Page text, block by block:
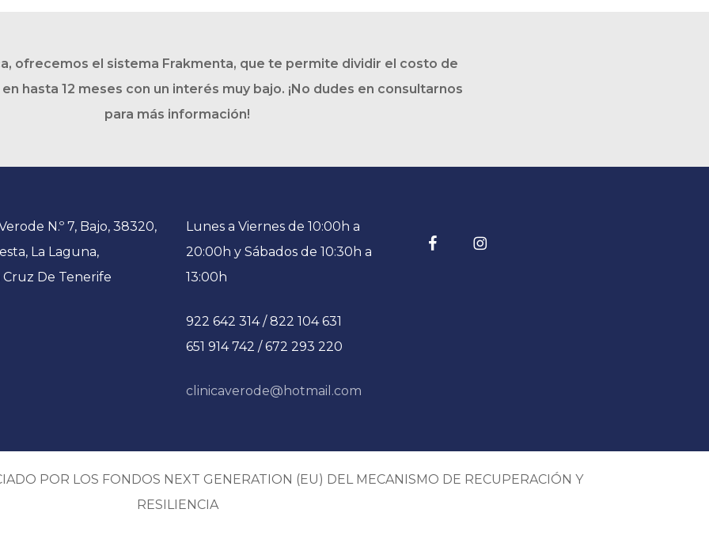
ofrecemos el sistema Frakmenta, que te permite dividir el costo de
hasta 12 meses con un interés muy bajo. ¡No dudes en consultarnos
para más información!
N.º 7, Bajo, 38320,
La Laguna,
Cruz De Tenerife
Lunes a Viernes de 10:00h a
20:00h y Sábados de 10:30h a
13:00h
922 642 314 / 822 104 631
651 914 742 / 672 293 220
clinicaverode@hotmail.com
POR LOS FONDOS NEXT GENERATION (EU) DEL MECANISMO DE RECUPERACIÓN Y
RESILIENCIA